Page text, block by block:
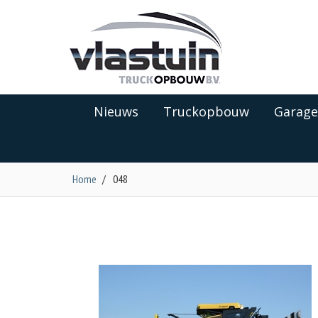
Nieuws Truckopbouw Garage
Home / 048